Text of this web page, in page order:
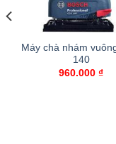
Máy chà nhám
140
960.000 ₫